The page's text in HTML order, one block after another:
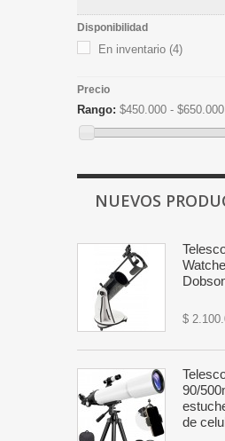
Disponibilidad
En inventario (4)
Precio
Rango: $450.000 - $650.000
NUEVOS
$
90/
de